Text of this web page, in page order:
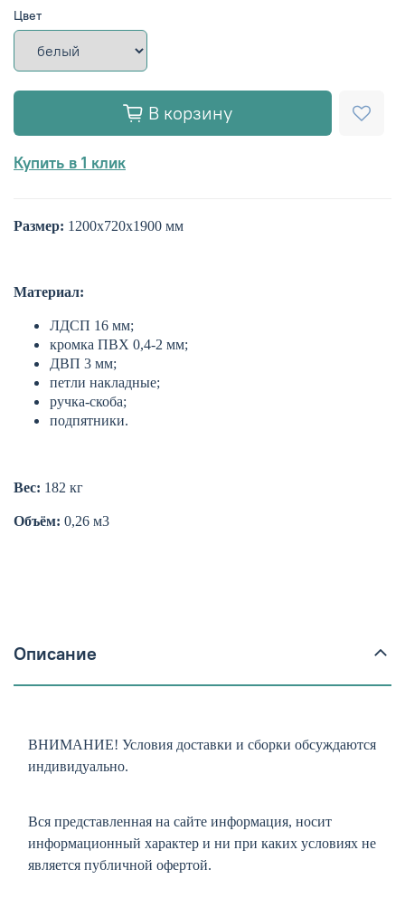
Цвет
В корзину
Купить в 1 клик
Размер: 1200х720х1900 мм
Материал:
ЛДСП 16 мм;
кромка ПВХ 0,4-2 мм;
ДВП 3 мм;
петли накладные;
ручка-скоба;
подпятники.
Вес: 182 кг
Объём: 0,26 м3
Описание
ВНИМАНИЕ! Условия доставки и сборки обсуждаются
индивидуально.
Вся представленная на сайте информация, носит
информационный характер и ни при каких условиях не
является публичной офертой.